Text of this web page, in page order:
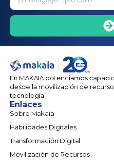
En MAKAIA potenciamos
desde la movilización de
tecnología.
Enlaces
Sobre Makaia
Habilidades Digitales
Transformación Digital
Movilización de Recursos